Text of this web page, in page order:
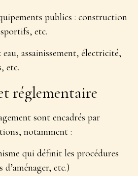
publics : construction
etc.
: eau, assainissement, électricité,
etc.
réglementaire
sont encadrés par
notamment :
qui définit les procédures
etc.)